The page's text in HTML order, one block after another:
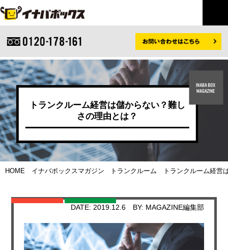
HOME イナバボックスマガジン トランクルーム トランクルーム経営
トランクルーム経営は儲からない？難し
さの理由とは？
DATE: 2019.12.6 BY: MAGAZINE編集部